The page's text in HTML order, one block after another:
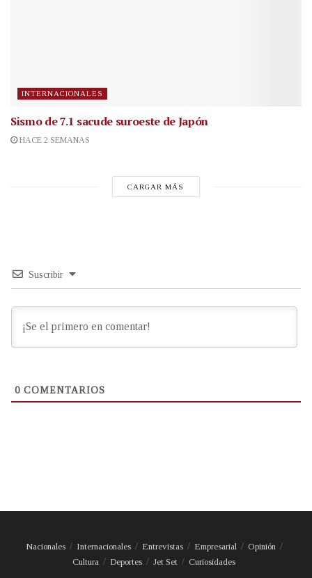
INTERNACIONALES
Sismo de 7.1 sacude suroeste de Japón
HACE 2 SEMANAS
CARGAR MÁS
Suscribir
0 COMENTARIOS
Nacionales Internacionales Entrevistas Empresarial
Opinión
Cultura
Deportes Jet Set Curiosidades